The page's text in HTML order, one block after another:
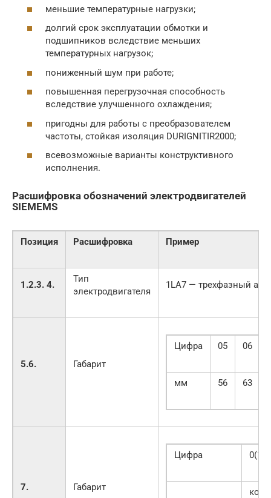
меньшие температурные нагрузки;
долгий срок эксплуатации обмотки и
подшипников вследствие меньших
температурных нагрузок;
пониженный шум при работе;
повышенная перегрузочная способность
вследствие улучшенного охлаждения;
пригодны для работы с преобразователем
частоты, стойкая изоляция DURIGNITIR2000;
всевозможные варианты конструктивного
исполнения.
Расшифровка обозначений электродвигателей
SIEMEMS
Позиция Расшифровка Пример
1.2.3. 4.
Тип
электродвигателя
1LA7 — трехфазный
5.6. Габарит
Цифра 05 06
мм 56 63
7. Габарит
Цифра 0(1)